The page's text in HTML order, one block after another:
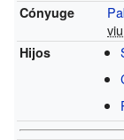
Cónyuge
Hijos